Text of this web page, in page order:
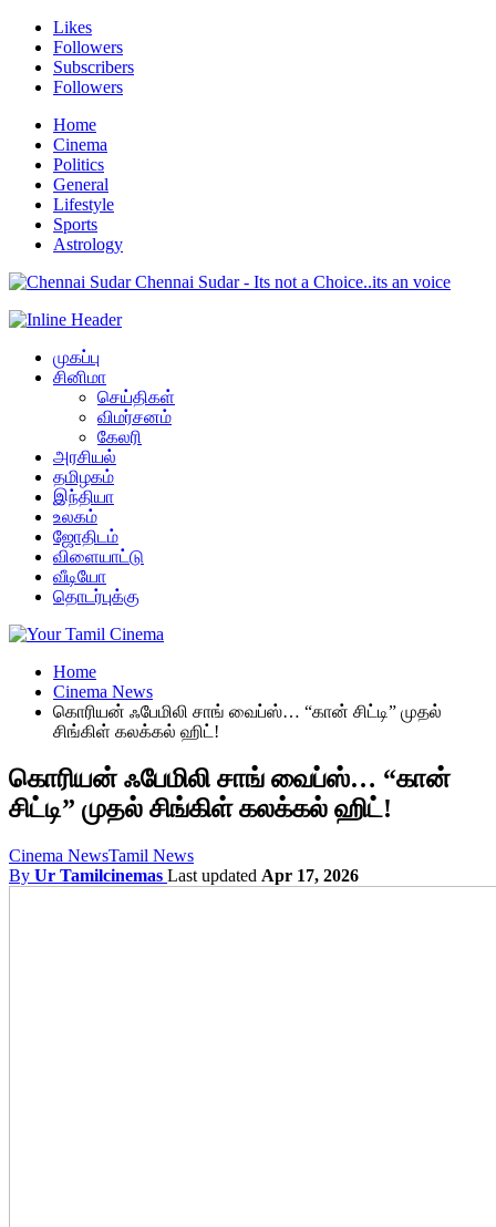
Likes
Followers
Subscribers
Followers
Home
Cinema
Politics
General
Lifestyle
Sports
Astrology
Chennai Sudar - Its not a Choice..its an voice
முகப்பு
சினிமா
செய்திகள்
விமர்சனம்
கேலரி
அரசியல்
தமிழகம்
இந்தியா
உலகம்
ஜோதிடம்
விளையாட்டு
வீடியோ
தொடர்புக்கு
Home
Cinema News
கொரியன் ஃபேமிலி சாங் வைப்ஸ்… “கான் சிட்டி” முதல்
சிங்கிள் கலக்கல் ஹிட்!
கொரியன் ஃபேமிலி சாங் வைப்ஸ்… “கான்
சிட்டி” முதல் சிங்கிள் கலக்கல் ஹிட்!
Cinema NewsTamil News
By Ur Tamilcinemas Last updated Apr 17, 2026